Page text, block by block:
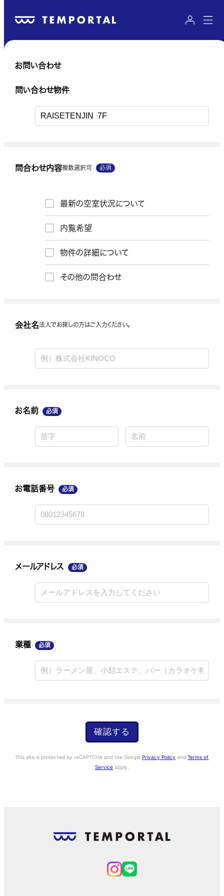
お問い合わせ
問い合わせ物件
問合わせ内容複数選択可 必須
最新の空室状況について
内覧希望
物件の詳細について
その他の問合わせ
会社名法人でお探しの方はご入力ください。
お名前 必須
お電話番号 必須
メールアドレス 必須
業種 必須
問い合わせ物件
お問合わせ内容
お電話番号
確認する
This site is protected by reCAPTCHA and the GooglePrivacy Policy andTerms of
Serviceapply.